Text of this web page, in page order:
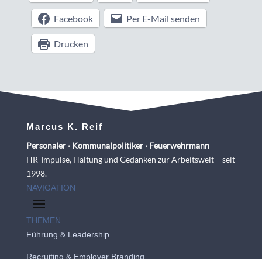
Facebook Per E-Mail senden
Drucken
Marcus K. Reif
Personaler · Kommunalpolitiker · Feuerwehrmann
HR-Impulse, Haltung und Gedanken zur Arbeitswelt – seit
1998.
NAVIGATION
THEMEN
Führung & Leadership
Recruiting & Employer Branding